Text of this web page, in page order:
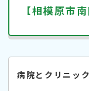
【相模原市
病院とクリニッ